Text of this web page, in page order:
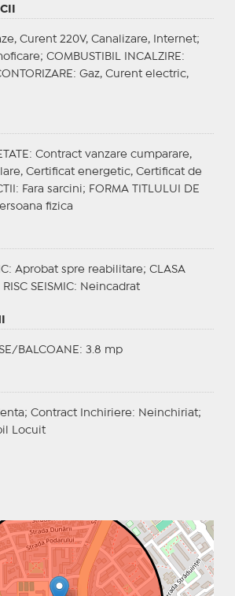
Curent 220V, Canalizare, Internet;
COMBUSTIBIL INCALZIRE :
: Gaz, Curent electric,
: Contract vanzare cumparare,
Certificat energetic, Certificat de
: Fara sarcini; FORMA TITLULUI DE
fizica
: Aprobat spre reabilitare; CLASA
RISC SEISMIC: Neincadrat
BALCOANE: 3.8 mp
Contract Inchiriere: Neinchiriat;
Locuit